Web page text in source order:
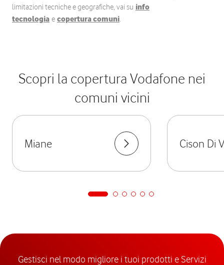
limitazioni tecniche e geografiche, vai su info
tecnologia e copertura comuni.
Scopri la copertura Vodafone nei
comuni vicini
Miane Cison Di
Gestisci nel modo migliore i tuoi prodotti e Servizi